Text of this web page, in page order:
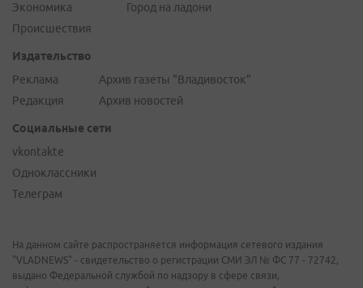
Экономика
Происшествия
Город на ладони
Издательство
Реклама
Редакция
Архив газеты "Владивосток"
Архив новостей
Социальные сети
vkontakte
Одноклассники
Телеграм
На данном сайте распространяется информация сетевого издания
"VLADNEWS" - свидетельство о регистрации СМИ ЭЛ № ФС 77 - 72742,
выдано Федеральной службой по надзору в сфере связи,